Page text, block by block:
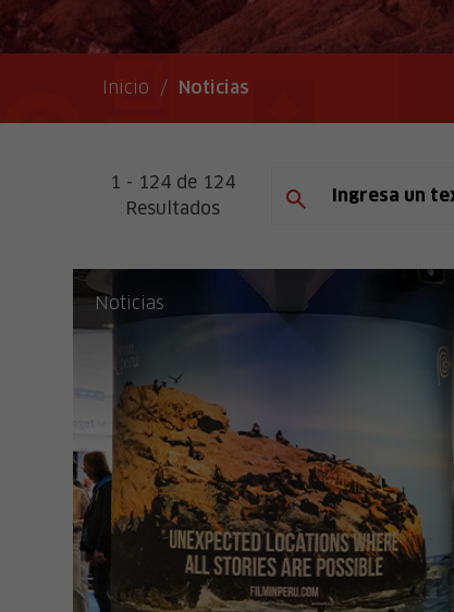
Inicio / Noticias
1 - 124 de 124
Resultados
Noticias